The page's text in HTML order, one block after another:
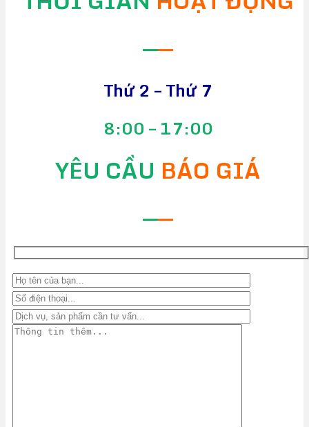
——
Thứ 2 – Thứ 7
8:00 – 17:00
YÊU CẦU BÁO GIÁ
——